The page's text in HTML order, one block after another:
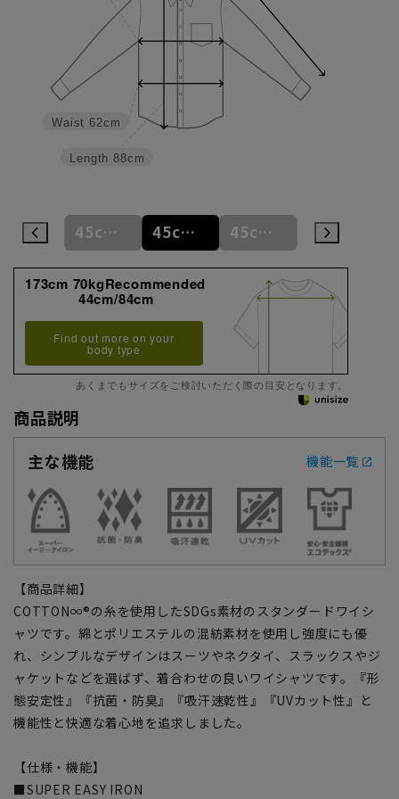
Length 88cm
Waist 62cm
45cm/82cm 45cm/86cm 45cm/90cm 45cm/92cm
173cm 70kgRecommended
44cm/84cm
Find out more on your
body type
あくまでもサイズをご検討いただく際の目安となります。
商品説明
主な機能
機能一覧
【商品詳細】
COTTON∞®の糸を使用したSDGs素材のスタンダードワイシ
ャツです。綿とポリエステルの混紡素材を使用し強度にも優
れ、シンプルなデザインはスーツやネクタイ、スラックスやジ
ャケットなどを選ばず、着合わせの良いワイシャツです。『形
態安定性』『抗菌・防臭』『吸汗速乾性』『UVカット性』と
機能性と快適な着心地を追求しました。
【仕様・機能】
■SUPER EASY IRON